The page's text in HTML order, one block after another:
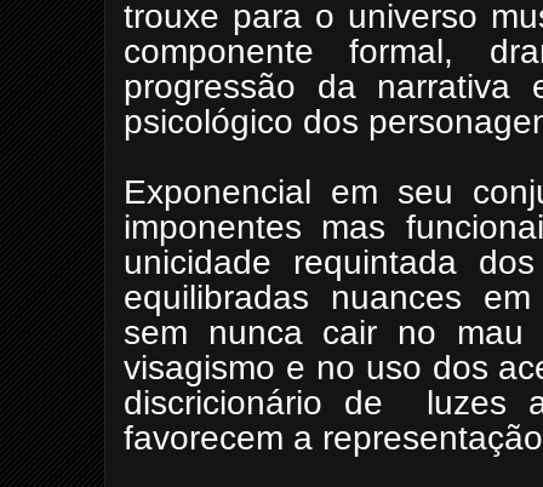
trouxe para o universo
componente formal,
progressão da narrativa
psicológico dos
Exponencial em seu
imponentes mas
unicidade requintada
equilibradas nuances
sem nunca cair no mau
visagismo e no uso dos
discricionário de
luzes
favorecem a